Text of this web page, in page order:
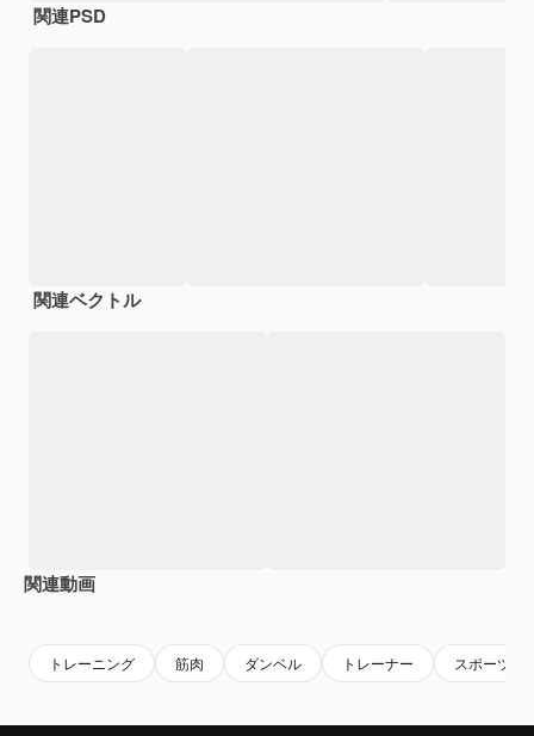
関連PSD
関連ベクトル
関連動画
トレーニング 筋肉 ダンベル トレーナー スポーツジ